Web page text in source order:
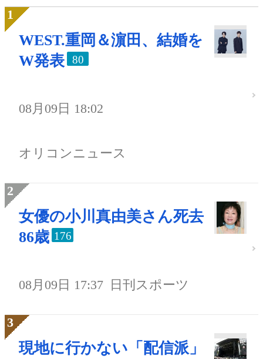
WEST.重岡＆濵田、結婚を
W発表
80
08月09日 18:02
オリコンニュース
女優の小川真由美さん死去
86歳 176
08月09日 17:37 日刊スポーツ
現地に行かない「配信派」